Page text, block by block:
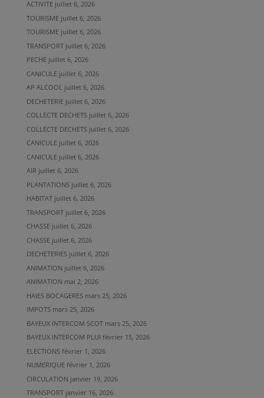
ACTIVITE juillet 6, 2026
TOURISME juillet 6, 2026
TOURISME juillet 6, 2026
TRANSPORT juillet 6, 2026
PECHE juillet 6, 2026
CANICULE juillet 6, 2026
AP ALCOOL juillet 6, 2026
DECHETERIE juillet 6, 2026
COLLECTE DECHETS juillet 6, 2026
COLLECTE DECHETS juillet 6, 2026
CANICULE juillet 6, 2026
CANICULE juillet 6, 2026
AIR juillet 6, 2026
PLANTATIONS juillet 6, 2026
HABITAT juillet 6, 2026
TRANSPORT juillet 6, 2026
CHASSE juillet 6, 2026
CHASSE juillet 6, 2026
DECHETERIES juillet 6, 2026
ANIMATION juillet 6, 2026
ANIMATION mai 2, 2026
HAIES BOCAGERES mars 25, 2026
IMPOTS mars 25, 2026
BAYEUX INTERCOM SCOT mars 25, 2026
BAYEUX INTERCOM PLUI février 15, 2026
ELECTIONS février 1, 2026
NUMERIQUE février 1, 2026
CIRCULATION janvier 19, 2026
TRANSPORT janvier 16, 2026